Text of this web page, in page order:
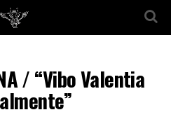
/ “Vibo Valentia